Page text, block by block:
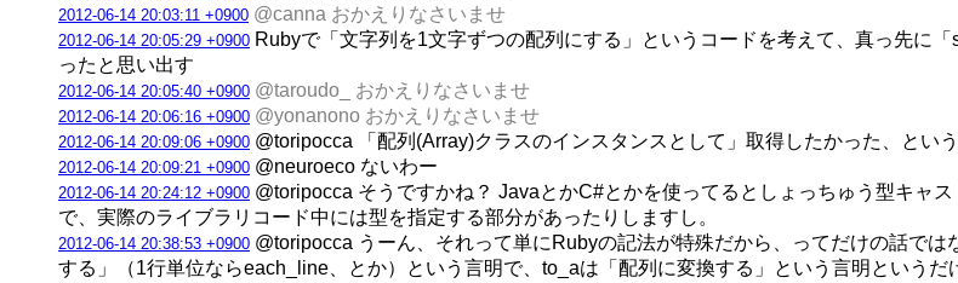
2012-06-14 20:03:11 +0900 @canna おかえりなさいませ
2012-06-14 20:05:29 +0900 Rubyで「文字列を1文字ずつの配列にする」というコードを考えて、真っ先に
ったと思い出す
2012-06-14 20:05:40 +0900 @taroudo_ おかえりなさいませ
2012-06-14 20:06:16 +0900 @yonanono おかえりなさいませ
2012-06-14 20:09:06 +0900 @toripocca 「配列(Array)クラスのインスタンスとして」取得したかった、とい
2012-06-14 20:09:21 +0900 @neuroeco ないわー
2012-06-14 20:24:12 +0900 @toripocca そうですかね？ JavaとかC#とかを使ってるとしょっちゅう型キャ
で、実際のライブラリコード中には型を指定する部分があったりしますし。
2012-06-14 20:38:53 +0900 @toripocca うーん、それって単にRubyの記法が特殊だから、ってだけの話で
する」（1行単位ならeach_line、とか）という言明で、to_aは「配列に変換する」という言明というだ